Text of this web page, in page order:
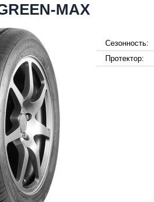
MAX
Сезонность:
Протектор: